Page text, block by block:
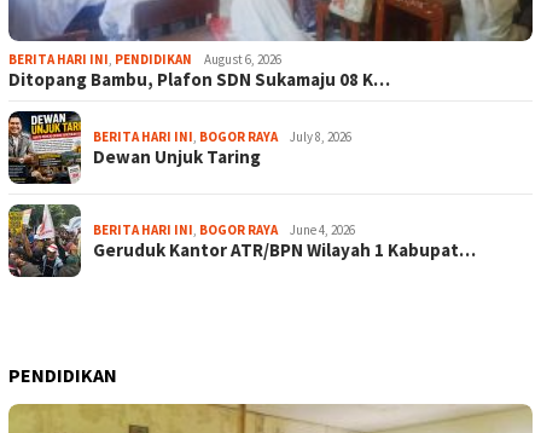
BERITA HARI INI, PENDIDIKAN August 6, 2026
Ditopang Bambu, Plafon SDN Sukamaju 08 K…
BERITA HARI INI, BOGOR RAYA July 8, 2026
Dewan Unjuk Taring
BERITA HARI INI, BOGOR RAYA June 4, 2026
Geruduk Kantor ATR/BPN Wilayah 1 Kabupat…
PENDIDIKAN